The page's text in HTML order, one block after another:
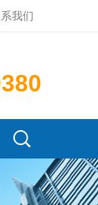
我们